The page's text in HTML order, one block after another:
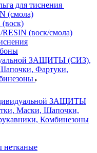
для тиснения
(смола)
(воск/смола)
ЗАЩИТЫ (СИЗ),
Фартуки,
ЗАЩИТЫ
Маски, Шапочки,
Комбинезоны
нетканые